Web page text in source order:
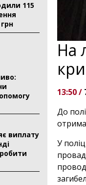
115
виплату
На
13:50 /
До
У